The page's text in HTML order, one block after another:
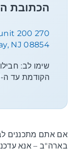
הכתובת
270 Old New Brunswick Rd, unit 200
NJ 08854
שימו לב:
הקודמת עד ה-31 במאי 2026.
אם אתם מתכננים
בארה"ב – אנא